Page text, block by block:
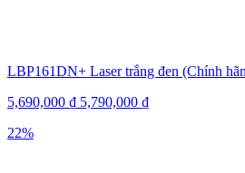
LBP161DN+ Laser trắng đen (Chính
5,690,000 ₫ 5,790,000 ₫
22%